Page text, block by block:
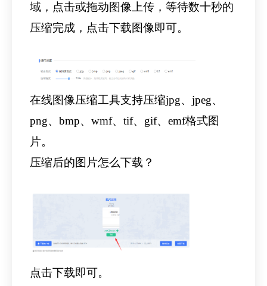
域，点击或拖动图像上传，等待数十秒的
压缩完成，点击下载图像即可。
在线图像压缩工具支持压缩jpg、jpeg、
png、bmp、wmf、tif、gif、emf格式图
片。
压缩后的图片怎么下载？
点击下载即可。